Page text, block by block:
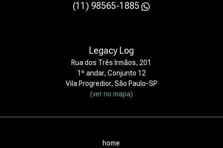
(11) 98565-1885
Legacy Log
Rua dos Três Irmãos, 201
1º andar, Conjunto 12
Vila Progredior, São Paulo-SP
(ver no mapa)
home